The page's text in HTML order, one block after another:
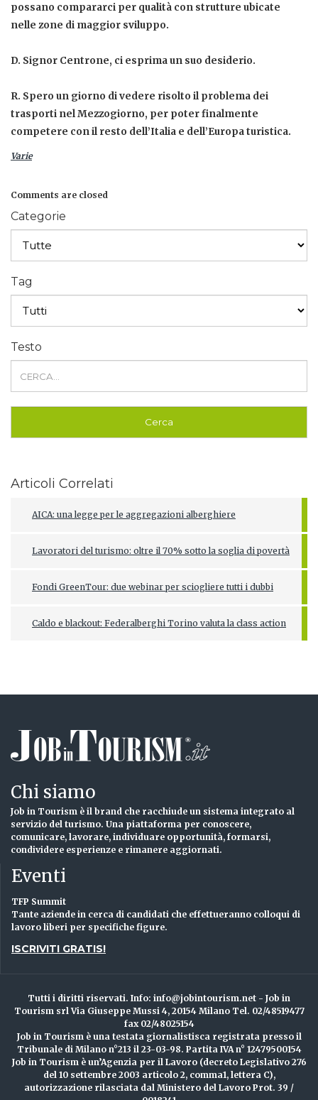
possano compararci per qualità con strutture ubicate
nelle zone di maggior sviluppo.
D. Signor Centrone, ci esprima un suo desiderio.
R. Spero un giorno di vedere risolto il problema dei
trasporti nel Mezzogiorno, per poter finalmente
competere con il resto dell’Italia e dell’Europa turistica.
Varie
Comments are closed
Categorie
Tag
Testo
Articoli Correlati
AICA: una legge per le aggregazioni alberghiere
Lavoratori del turismo: oltre il 70% sotto la soglia di povertà
Fondi GreenTour: due webinar per sciogliere tutti i dubbi
Caldo e blackout: Federalberghi Torino valuta la class action
Chi siamo
Job in Tourism è il brand che racchiude un sistema integrato al
servizio del turismo. Una piattaforma per conoscere,
comunicare, lavorare, individuare opportunità, formarsi,
condividere esperienze e rimanere aggiornati.
Eventi
TFP Summit
Tante aziende in cerca di candidati che effettueranno colloqui di
lavoro liberi per specifiche figure.
ISCRIVITI GRATIS!
Tutti i diritti riservati. Info: info@jobintourism.net - Job in
Tourism srl Via Giuseppe Mussi 4, 20154 Milano Tel. 02/48519477
fax 02/48025154
Job in Tourism è una testata giornalistisca registrata presso il
Tribunale di Milano n°213 il 23-03-98. Partita IVA n° 12479500154
Job in Tourism è un’Agenzia per il Lavoro (decreto Legislativo 276
del 10 settembre 2003 articolo 2, comma1, lettera C),
autorizzazione rilasciata dal Ministero del Lavoro Prot. 39 /